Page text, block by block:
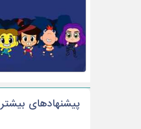
پیشنهادهای بیشتر